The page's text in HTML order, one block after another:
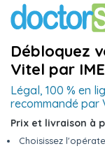
Débloquez
Vitel par
Légal, 100 % en
recommandé par
Prix et livraison à
Choisissez